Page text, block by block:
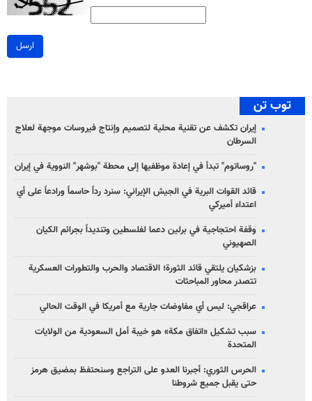
ارسل
توب تن
إيران تكشف عن تقنية محلية لتصميم وإنتاج فيروسات موجهة لعلاج
السرطان
"روساتوم" تبدأ في إعادة موظفيها إلى محطة "بوشهر" النووية في إيران
قائد القوات البرية في الجيش الإيراني: سنرد رداً حاسماً ورادعاً على أي
اعتداء أميركي
وقفة احتجاجية في برلين دعما لفلسطين وتنديداً بجرائم الكيان
الصهیوني
بزشكيان يلتقي قائد الثورة؛ الاقتصاد والحرب والتطورات العسكرية
تتصدر محاور المباحثات
عراقجي: ليس أي مفاوضات جارية مع أمريكا في الوقت الحالي
سبب تشكيل «اتفاق مكة» هو خيبة أمل السعودية من الولايات
المتحدة
الحرس الثوري: أجبرنا العدو على التراجع وسنحتفظ بمضيق هرمز
حتى يقبل جميع شروطنا